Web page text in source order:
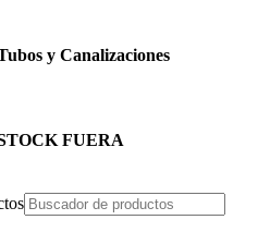
y Canalizaciones
FUERA